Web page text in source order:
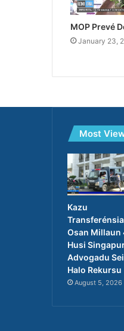
MOP Prevé
January 23,
Most
Kazu
Transferénsia
Osan Millaun
Husi
Advogadu Sei
Halo Rekursu
August 5, 2026